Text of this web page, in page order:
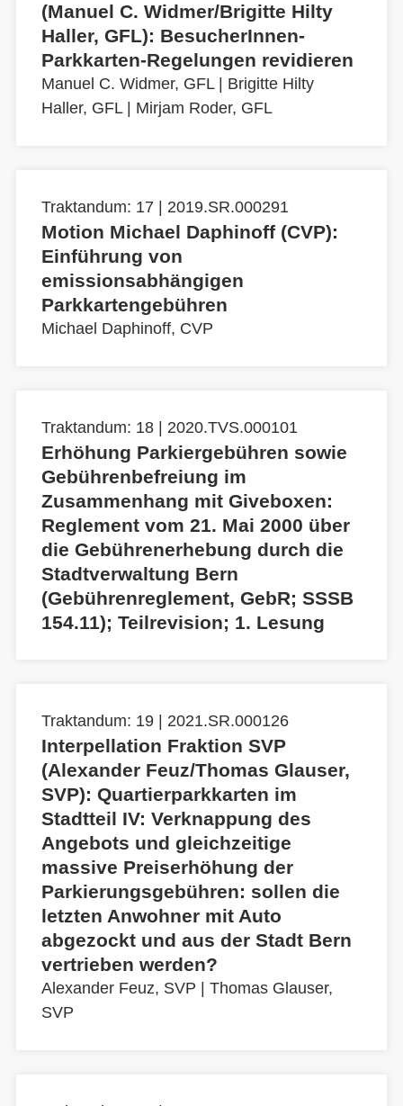
(Manuel C. Widmer/Brigitte Hilty
Haller, GFL): BesucherInnen-
Parkkarten-Regelungen revidieren
Manuel C. Widmer, GFL| Brigitte Hilty
Haller, GFL| Mirjam Roder, GFL
Traktandum: 17 | 2019.SR.000291
Motion Michael Daphinoff (CVP):
Einführung von
emissionsabhängigen
Parkkartengebühren
Michael Daphinoff, CVP
Traktandum: 18 | 2020.TVS.000101
Erhöhung Parkiergebühren sowie
Gebührenbefreiung im
Zusammenhang mit Giveboxen:
Reglement vom 21. Mai 2000 über
die Gebührenerhebung durch die
Stadtverwaltung Bern
(Gebührenreglement, GebR; SSSB
154.11); Teilrevision; 1. Lesung
Traktandum: 19 | 2021.SR.000126
Interpellation Fraktion SVP
(Alexander Feuz/Thomas Glauser,
SVP): Quartierparkkarten im
Stadtteil IV: Verknappung des
Angebots und gleichzeitige
massive Preiserhöhung der
Parkierungsgebühren: sollen die
letzten Anwohner mit Auto
abgezockt und aus der Stadt Bern
vertrieben werden?
Alexander Feuz, SVP
Thomas Glauser,
SVP